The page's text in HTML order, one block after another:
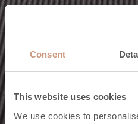
Consent
This website uses cookies
We use cookies to